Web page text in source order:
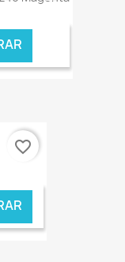
€ ONLINE
favorite_border